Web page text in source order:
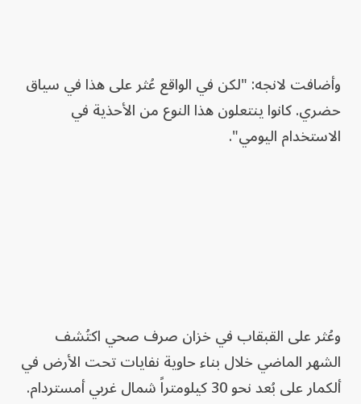
وأضافت لانجه: "لكن في الواقع عُثر على هذا في سياق
حضري. كانوا ينتعلون هذا النوع من الأحذية في
الاستخدام اليومي".
وعُثر على القبقاب في خزان صرف صحي اكتُشف
الشهر الماضي خلال بناء حاوية نفايات تحت الأرض في
ألكمار على بُعد نحو 30 كيلومتراً شمال غربي أمستردام.